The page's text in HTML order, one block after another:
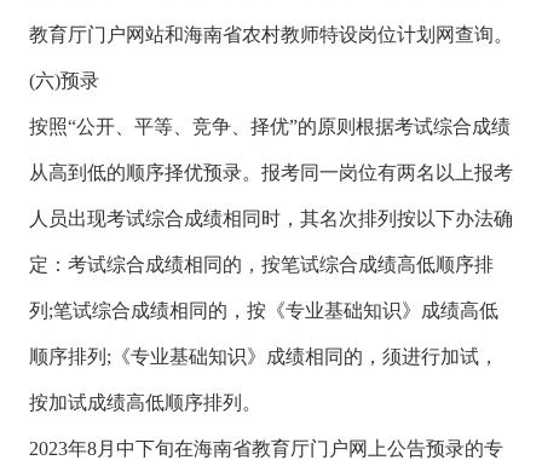
教育厅门户网站和海南省农村教师特设岗位计划网查询。
(六)预录
按照“公开、平等、竞争、择优”的原则根据考试综合成绩
从高到低的顺序择优预录。报考同一岗位有两名以上报考
人员出现考试综合成绩相同时，其名次排列按以下办法确
定：考试综合成绩相同的，按笔试综合成绩高低顺序排
列;笔试综合成绩相同的，按《专业基础知识》成绩高低
顺序排列;《专业基础知识》成绩相同的，须进行加试，
按加试成绩高低顺序排列。
2023年8月中下旬在海南省教育厅门户网上公告预录的专